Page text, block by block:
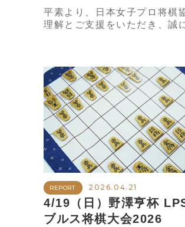
平素より、日本女子プロ将棋
理解とご支援をいただき、誠
REPORT 2026.04.21
4/19（日）野澤亨杯
ブルス将棋大会2026